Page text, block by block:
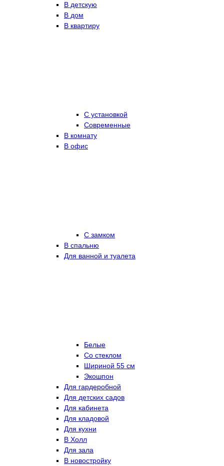
В детскую
В дом
В квартиру
С установкой
Современные
В комнату
В офис
С замком
В спальню
Для ванной и туалета
Белые
Со стеклом
Шириной 55 см
Экошпон
Для гардеробной
Для детских садов
Для кабинета
Для кладовой
Для кухни
В Холл
Для зала
В новостройку